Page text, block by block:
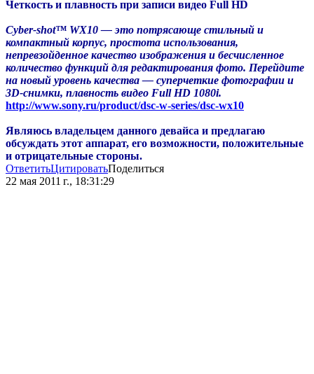
Четкость и плавность при записи видео Full HD
Cyber-shot™ WX10 — это потрясающе стильный и
компактный корпус, простота использования,
непревзойденное качество изображения и бесчисленное
количество функций для редактирования фото. Перейдите
на новый уровень качества — суперчеткие фотографии и
3D-снимки, плавность видео Full HD 1080i.
http://www.sony.ru/product/dsc-w-series/dsc-wx10
Являюсь владельцем данного девайса и предлагаю
обсуждать этот аппарат, его возможности, положительные
и отрицательные стороны.
ОтветитьЦитироватьПоделиться
22 мая 2011 г., 18:31:29